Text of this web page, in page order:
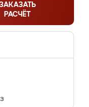
РАСЧЁТ